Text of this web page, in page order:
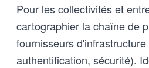
Pour les collectivités et
cartographier la chaîne de
fournisseurs
authentification, sécurité).